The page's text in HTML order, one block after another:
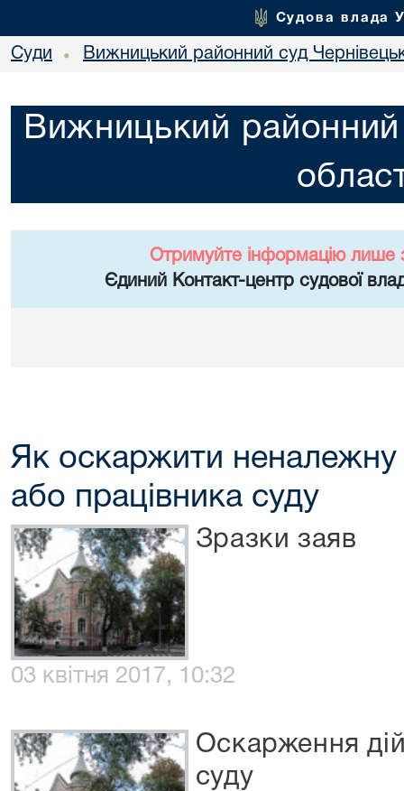
Судова влада
Суди • Вижницький районний суд
Вижницький районний
Отримуйте інформацію лише
Єдиний Контакт-центр судової
Як оскаржити неналежну
або працівника суду
Зразки заяв
03 квітня 2017, 10:32
Оскарження
суду